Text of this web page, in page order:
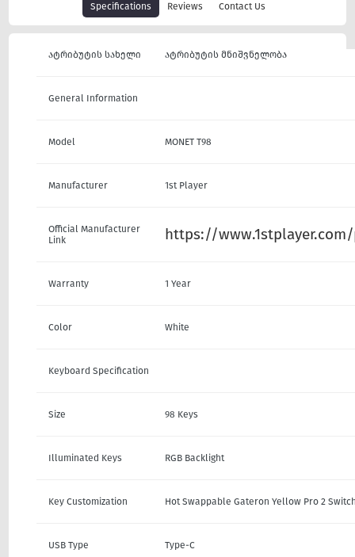
Specifications Reviews Contact Us
ატრიბუტის სახელი ატრიბუტის მნიშვნელობა
General Information
Model MONET T98
Manufacturer 1st Player
Official Manufacturer
Link
https://
Warranty 1 Year
Color White
Keyboard Specification
Size 98 Keys
Illuminated Keys RGB Backlight
Key Customization Hot Swappable Gateron Yellow Pro 2
USB Type Type-C